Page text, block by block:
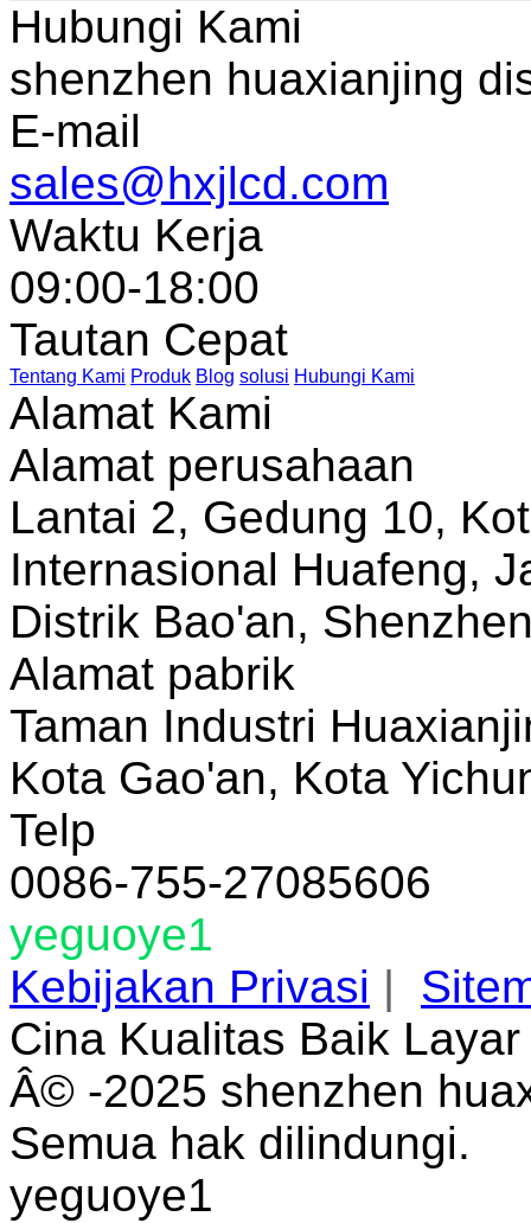
Hubungi Kami
shenzhen huaxianjing
E-mail
sales@hxjlcd.com
Waktu Kerja
09:00-18:00
Tautan Cepat
Tentang Kami Produk Blog solusi Hubungi Kami
Alamat Kami
Alamat perusahaan
Lantai 2, Gedung 10,
Internasional Huafeng,
Distrik Bao'an,
Alamat pabrik
Taman Industri
Kota Gao'an, Kota
Telp
0086-755-27085606
yeguoye1
Kebijakan Privasi |
Cina Kualitas Baik
Â© -2025 shenzhen
Semua hak dilindungi.
yeguoye1